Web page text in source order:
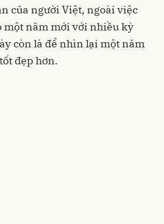
của người Việt, ngoài việc
một năm mới với nhiều kỳ
còn là để nhìn lại một năm
đẹp hơn.